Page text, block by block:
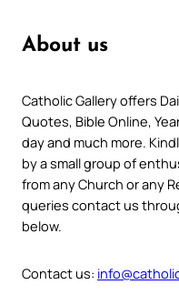
About us
Catholic Gallery offers
Quotes, Bible Online,
day and much more.
by a small group of
from any Church or any
queries contact us
below.
Contact us: